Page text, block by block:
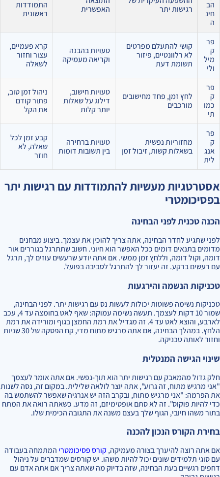
הב
חינ
ה
רגישות יתר
האפשרית
התמודדות
ראשונית
פר
ק
מיל
ולי
קושי להתעלם מפרטים
לא רלוונטיים, פיזור
תשומת דעת
טעויות בהבנה
וקריאה מעמיקה
קרא פעמיים,
עצור וחזור
לשאלה
פר
ק
כמו
תי
לחץ זמן, פחד מחישובים
מורכבים
טעויות חישוב,
דילוג על שאלות
יותר קלות
ניהול זמן טוב,
פתור קודם
את הקל
פר
ק
אנג
לית
מחזוריות נפשית
בשאלות קשות, זיבול זמן
טעויות ברחירה
בין תשובות דומות
קבע זמן לכל
שאלה, לא
חוזר
אסטרטגיות מעשיות להתמודדות עם רגישות יתר
בפסיכומטרי
הכנה טכנית לפני הבחינה
לפני שתגיע לחדר הבחינה, אתה צריך להוכין את עצמך. ביצוע מבחנים
מדומים בתנאים דומים ככל האפשר הוא חיוני. חשוב שתתרגל בגוררים אור
דומה, וקול דומה, וללחץ זמן ממשי. אם אתה יודע שרעשים עוזים לך, תרגל
עם רעשים ברקע. זה יעזור לך להתרגל לסביבה בפועל.
טכניקות הנשמה והירגעות
טכניקות נשימה פשוטות יכולות לעשות נס עם רגישות יתר. לפני הבחינה,
שמור 10 דקות לעצמך. תעשה נשימה עמוקה: שאף לאט בחומצה עד 4, עכב
לארבע, והוצא לאט עד 4. זה מגדיל את רמת החמצן בגוף ומורידה את רמת
הלחץ. במהלך הבחינה, אם אתה מרגיש מתוח מדי, קח הפסקה של 30 שניות
וחזור לאותה טכניקה.
שינוי הגישה המנטלית
חלק גדול מהמאבק עם רגישות יתר הוא תוך-נפשי. אם אתה אומר לעצמך
"אני מרגיש מתוח, זה גרוע", אתה יוצר לולאה שלילית. במקום זה, נסה לשנות
את הפרמה: "אני מרגיש מתוח, ובקרב הזה יש אנרגיה שאפשר להשתמש בה
כדי להיות פוקוס". זה לא סתם אופטימיזם, זה מדע. כשאתה רואה את המתח
בתור משהו חיובי, הגוף שלך בעצם משנה את התגובה הכימית שלו.
בחירת הקורס הנכון להכנה
אם אתה רוצה להיערך בצורה מעמיקה,קורס פסיכומטרי המתמחה בעבודה
עם סוגי תלמידים שונים יכול להיות משהו. יש קורסים שמדברים על ניהול
דחפים רגשיים בעת הבחינה, שזה בדיוק מה שאתה צריך אם אתה אדם עם